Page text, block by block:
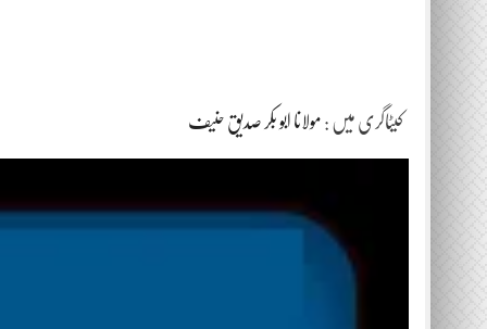
کیٹاگری میں : مولانا ابو بکر صدیق حنیف